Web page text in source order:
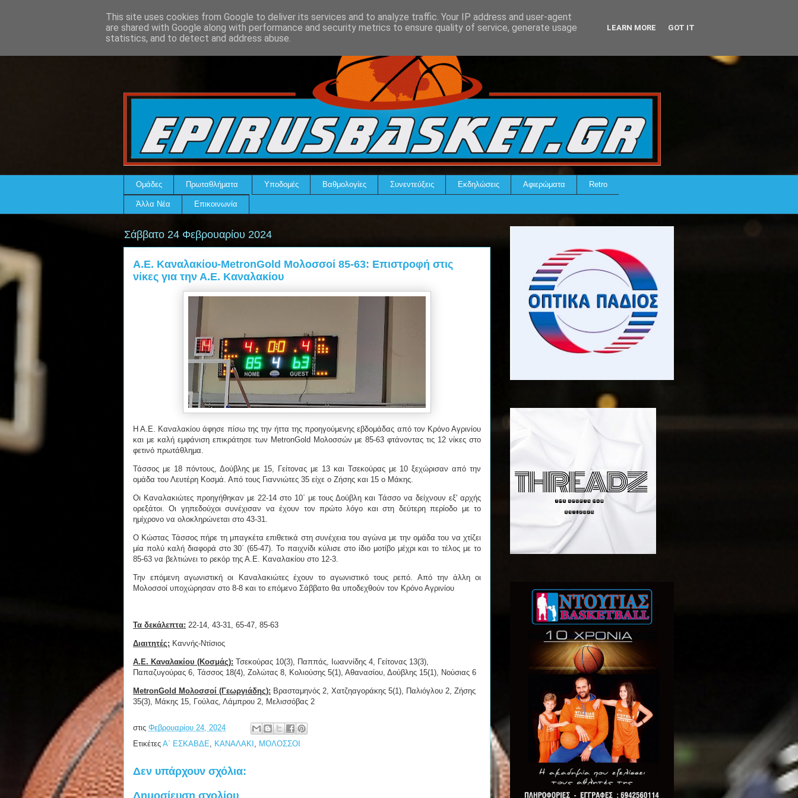
Ομάδες Πρωταθλήματα Υποδομές Βαθμολογίες Συνεντεύξεις Εκδηλώσεις Αφιερώματα Retro
Άλλα Νέα Επικοινωνία
Σάββατο 24 Φεβρουαρίου 2024
Α.Ε. Καναλακίου-MetronGold Μολοσσοί 85-63: Επιστροφή στις
νίκες για την Α.Ε. Καναλακίου
Η Α.Ε. Καναλακίου άφησε πίσω της την ήττα της προηγούμενης εβδομάδας από τον Κρόνο Αγρινίου
και με καλή εμφάνιση επικράτησε των MetronGold Μολοσσών με 85-63 φτάνοντας τις 12 νίκες στο
φετινό πρωτάθλημα.
Τάσσος με 18 πόντους, Δούβλης με 15, Γείτονας με 13 και Τσεκούρας με 10 ξεχώρισαν από την
ομάδα του Λευτέρη Κοσμά. Από τους Γιαννιώτες 35 είχε ο Ζήσης και 15 ο Μάκης.
Οι Καναλακιώτες προηγήθηκαν με 22-14 στο 10΄ με τους Δούβλη και Τάσσο να δείχνουν εξ' αρχής
ορεξάτοι. Οι γηπεδούχοι συνέχισαν να έχουν τον πρώτο λόγο και στη δεύτερη περίοδο με το
ημίχρονο να ολοκληρώνεται στο 43-31.
Ο Κώστας Τάσσος πήρε τη μπαγκέτα επιθετικά στη συνέχεια του αγώνα με την ομάδα του να χτίζει
μία πολύ καλή διαφορά στο 30΄ (65-47). Το παιχνίδι κύλισε στο ίδιο μοτίβο μέχρι και το τέλος με το
85-63 να βελτιώνει το ρεκόρ της Α.Ε. Καναλακίου στο 12-3.
Την επόμενη αγωνιστική οι Καναλακιώτες έχουν το αγωνιστικό τους ρεπό. Από την άλλη οι
Μολοσσοί υποχώρησαν στο 8-8 και το επόμενο Σάββατο θα υποδεχθούν τον Κρόνο Αγρινίου
Τα δεκάλεπτα: 22-14, 43-31, 65-47, 85-63
Διαιτητές: Καννής-Ντίσιος
Α.Ε. Καναλακίου (Κοσμάς): Τσεκούρας 10(3), Παππάς, Ιωαννίδης 4, Γείτονας 13(3),
Παπαζυγούρας 6, Τάσσος 18(4), Ζολώτας 8, Κολιούσης 5(1), Αθανασίου, Δούβλης 15(1), Νούσιας 6
MetronGold Μολοσσοί (Γεωργιάδης): Βρασταμηνός 2, Χατζηαγοράκης 5(1), Παλιόγλου 2, Ζήσης
35(3), Μάκης 15, Γούλας, Λάμπρου 2, Μελισσόβας 2
στις Φεβρουαρίου 24, 2024
Ετικέτες Α΄ ΕΣΚΑΒΔΕ, ΚΑΝΑΛΑΚΙ , ΜΟΛΟΣΣΟΙ
Δεν υπάρχουν σχόλια:
Δημοσίευση σχολίου
This site uses cookies from Google to deliver its services and to analyze traffic. Your IP address and user-agent
are shared with Google along with performance and security metrics to ensure quality of service, generate usage
statistics, and to detect and address abuse.
LEARN MORE GOT IT